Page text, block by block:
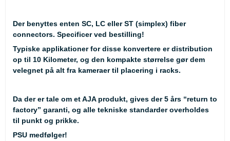
Der benyttes enten SC, LC eller ST (simplex) fiber
connectors. Specificer ved bestilling!
Typiske applikationer for disse konvertere er distribution
op til 10 Kilometer, og den kompakte størrelse gør dem
velegnet på alt fra kameraer til placering i racks.
Da der er tale om et AJA produkt, gives der 5 års “return to
factory” garanti, og alle tekniske standarder overholdes
til punkt og prikke.
PSU medfølger!